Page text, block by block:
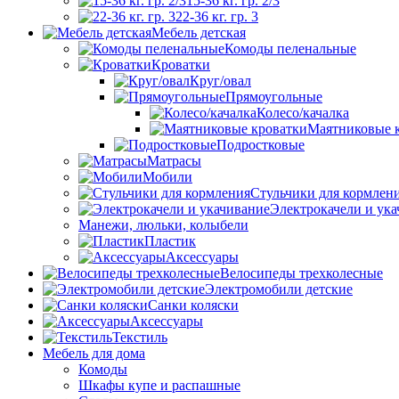
22-36 кг. гр. 3
Мебель детская
Комоды пеленальные
Кроватки
Круг/овал
Прямоугольные
Колесо/качалка
Маятниковые
Подростковые
Матрасы
Мобили
Стульчики для
Электрокачели и
Манежи, люльки, колыбели
Пластик
Аксессуары
Велосипеды трехколесные
Электромобили детские
Санки коляски
Аксессуары
Текстиль
Мебель для дома
Комоды
Шкафы купе и распашные